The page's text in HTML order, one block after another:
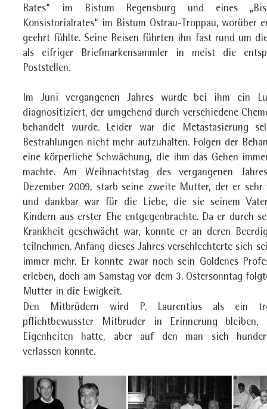
Rates“ im Bistum Regensburg und eines
Konsistorialrates“ im Bistum Ostrau-Troppau, worüber
geehrt fühlte. Seine Reisen führten ihn fast rund um
als eifriger Briefmarkensammler in meist die
Poststellen.
Im Juni vergangenen Jahres wurde bei ihm ein
diagnositiziert, der umgehend durch verschiedene
behandelt wurde. Leider war die Metastasierung
Bestrahlungen nicht mehr aufzuhalten. Folgen der
eine körperliche Schwächung, die ihm das Gehen
machte. Am Weihnachtstag des vergangenen
Dezember 2009, starb seine zweite Mutter, der er sehr
und dankbar war für die Liebe, die sie seinem
Kindern aus erster Ehe entgegenbrachte. Da er durch
Krankheit geschwächt war, konnte er an deren
teilnehmen. Anfang dieses Jahres verschlechterte sich
immer mehr. Er konnte zwar noch sein Goldenes
erleben, doch am Samstag vor dem 3. Ostersonntag
Mutter in die Ewigkeit.
Den Mitbrüdern wird P. Laurentius als ein
pflichtbewusster Mitbruder in Erinnerung bleiben,
Eigenheiten hatte, aber auf den man sich
verlassen konnte.